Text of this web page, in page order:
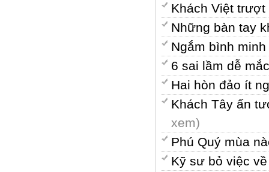
Khách Việt
Những bàn tay
Ngắm bình
6 sai lầm dễ
Hai hòn đảo ít
Khách Tây ấn
xem)
Phú Quý mùa
Kỹ sư bỏ việc